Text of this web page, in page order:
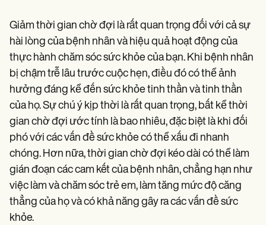
Giảm thời gian chờ đợi là rất quan trọng đối với cả sự
hài lòng của bệnh nhân và hiệu quả hoạt động của
thực hành chăm sóc sức khỏe của bạn. Khi bệnh nhân
bị chậm trễ lâu trước cuộc hẹn, điều đó có thể ảnh
hưởng đáng kể đến sức khỏe tinh thần và tinh thần
của họ. Sự chú ý kịp thời là rất quan trọng, bất kể thời
gian chờ đợi ước tính là bao nhiêu, đặc biệt là khi đối
phó với các vấn đề sức khỏe có thể xấu đi nhanh
chóng. Hơn nữa, thời gian chờ đợi kéo dài có thể làm
gián đoạn các cam kết của bệnh nhân, chẳng hạn như
việc làm và chăm sóc trẻ em, làm tăng mức độ căng
thẳng của họ và có khả năng gây ra các vấn đề sức
khỏe.